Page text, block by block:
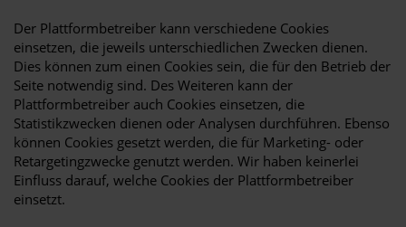
Der Plattformbetreiber kann verschiedene Cookies
einsetzen, die jeweils unterschiedlichen Zwecken dienen.
Dies können zum einen Cookies sein, die für den Betrieb der
Seite notwendig sind. Des Weiteren kann der
Plattformbetreiber auch Cookies einsetzen, die
Statistikzwecken dienen oder Analysen durchführen. Ebenso
können Cookies gesetzt werden, die für Marketing- oder
Retargetingzwecke genutzt werden. Wir haben keinerlei
Einfluss darauf, welche Cookies der Plattformbetreiber
einsetzt.